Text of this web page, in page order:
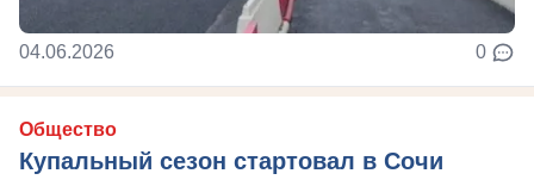
04.06.2026 0
Общество
Купальный сезон стартовал в Сочи